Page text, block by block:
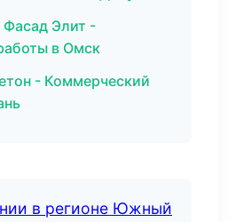
Элит -
в Омск
- Коммерческий
в регионе Южный